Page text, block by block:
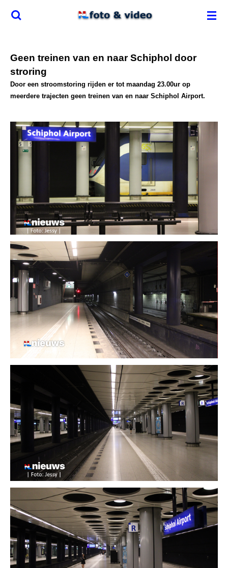
Ga
direct
hoofdinhoud
Geen treinen van en naar Schiphol door
stroring
Door een stroomstoring rijden er tot maandag 23.00ur op
meerdere trajecten geen treinen van en naar Schiphol Airport.